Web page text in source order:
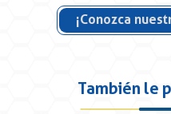
¡Conozca
También le